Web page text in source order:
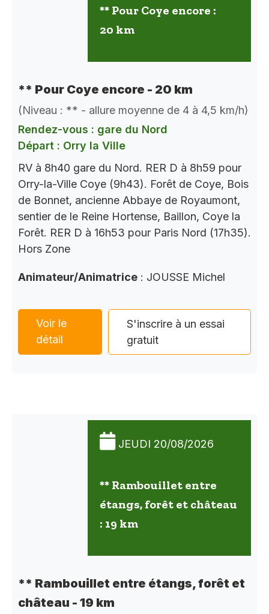
** Pour Coye encore :
20 km
** Pour Coye encore - 20 km
(Niveau : ** - allure moyenne de 4 à 4,5 km/h)
Rendez-vous : gare du Nord
Départ : Orry la Ville
RV à 8h40 gare du Nord. RER D à 8h59 pour
Orry-la-Ville Coye (9h43). Forêt de Coye, Bois
de Bonnet, ancienne Abbaye de Royaumont,
sentier de le Reine Hortense, Baillon, Coye la
Forêt. RER D à 16h53 pour Paris Nord (17h35).
Hors Zone
Animateur/Animatrice : JOUSSE Michel
Voir le
détail
S'inscrire à un essai
gratuit
JEUDI 20/08/2026
** Rambouillet entre
étangs, forêt et château
: 19 km
** Rambouillet entre étangs, forêt et
château - 19 km